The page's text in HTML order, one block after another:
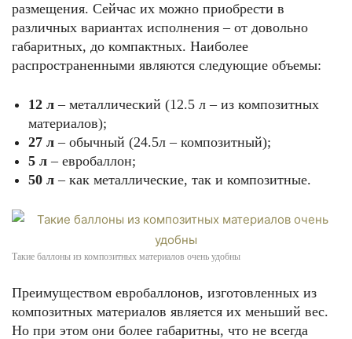
размещения. Сейчас их можно приобрести в
различных вариантах исполнения – от довольно
габаритных, до компактных. Наиболее
распространенными являются следующие объемы:
12 л – металлический (12.5 л – из композитных
материалов);
27 л – обычный (24.5л – композитный);
5 л – евробаллон;
50 л – как металлические, так и композитные.
Такие баллоны из композитных материалов очень удобны
Преимуществом евробаллонов, изготовленных из
композитных материалов является их меньший вес.
Но при этом они более габаритны, что не всегда